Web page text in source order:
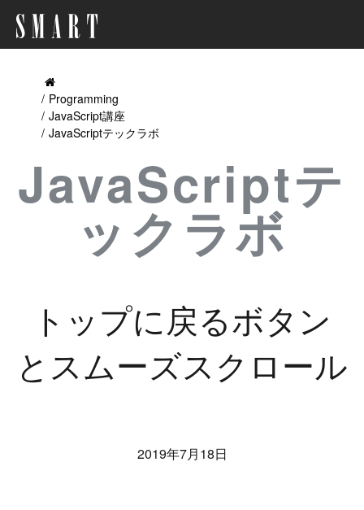
Programming
JavaScript講座
JavaScriptテックラボ
JavaScriptテ
ックラボ
トップに戻るボタン
とスムーズスクロール
2019年7月18日